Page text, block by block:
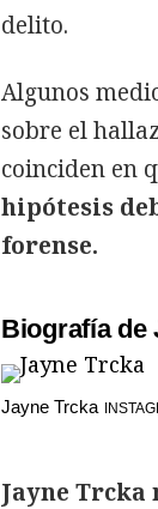
delito.
Algunos
sobre el
coinciden en
hipótesis
forense.
Biografía de
Jayne Trcka
Jayne Trcka